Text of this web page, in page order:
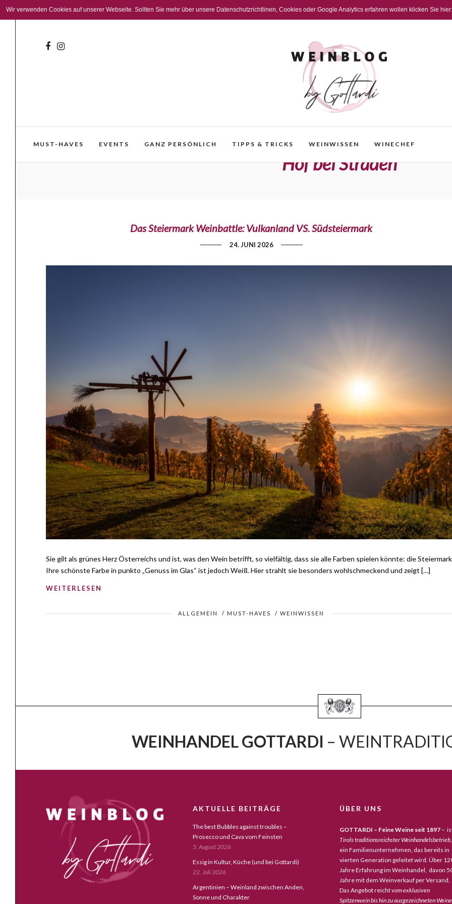
Wir verwenden Cookies auf unserer Webseite. Sollten Sie mehr über unsere Datenschutzrichtlinen, Cookies oder Google Analytics erfahren wollen klicken Sie
MUST-HAVES EVENTS GANZ PERSÖNLICH TIPPS & TRICKS WEINWISSEN WINECHEF
Hof bei Straden
Das Steiermark Weinbattle: Vulkanland VS. Südsteiermark
24. JUNI 2026
Sie gilt als grünes Herz Österreichs und ist, was den Wein betrifft, so vielfältig, dass sie alle Farben spielen könnte: die
Ihre schönste Farbe in punkto „Genuss im Glas“ ist jedoch Weiß. Hier strahlt sie besonders wohlschmeckend und zeigt […]
WEITERLESEN
ALLGEMEIN / MUST-HAVES /WEINWISSEN
WEINHANDEL GOTTARDI –
AKTUELLE BEITRÄGE
The best Bubbles against troubles –
Prosecco und Cava vom Feinsten
5. August 2026
Essig in Kultur, Küche (und bei Gottardi)
22. Juli 2026
Argentinien – Weinland zwischen Anden,
Sonne und Charakter
ÜBER UNS
GOTTARDI – Feine Weine seit 1897–
Tirols traditionsreichster Weinhandelsbetrieb,
ein Familienunternehmen, das bereits in
vierten Generation geleitet wird. Über
Jahre Erfahrung im Weinhandel, davon
Jahre mit dem Weinverkauf per Versand.
Das Angebot reichtvom exklusiven
Spitzenwein bis hin zu ausgezeichneten